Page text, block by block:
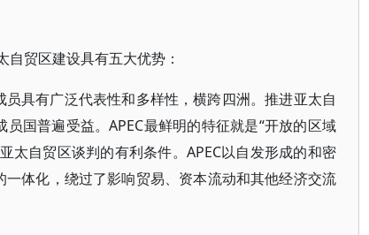
自贸区建设具有五大优势：
具有广泛代表性和多样性，横跨四洲。推进亚太自
国普遍受益。APEC最鲜明的特征就是“开放的区域
太自贸区谈判的有利条件。APEC以自发形成的和密
体化，绕过了影响贸易、资本流动和其他经济交流